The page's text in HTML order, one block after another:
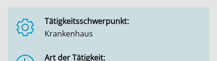
Tätigkeitsschwerpunkt:
Krankenhaus
Art der Tätigkeit: